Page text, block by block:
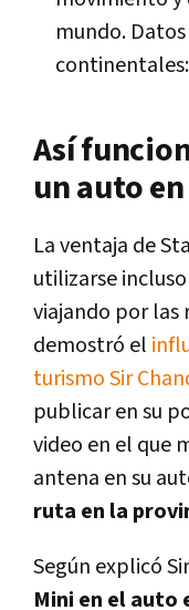
mundo.
continentales:
Así
un auto
La ventaja de
utilizarse
viajando por las
demostró el
turismo Sir
publicar en su
video en el que
antena en su
ruta en la
Según explicó
Mini en el auto